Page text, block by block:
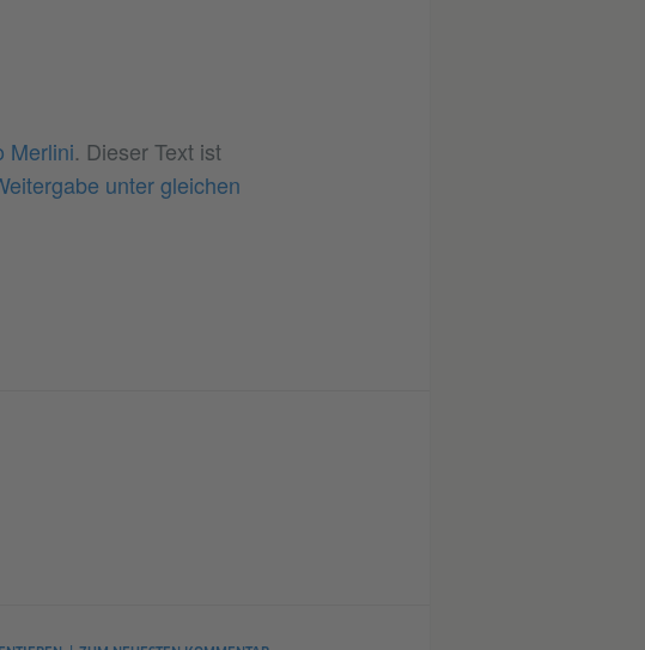
Merlini. Dieser Text ist
unter gleichen